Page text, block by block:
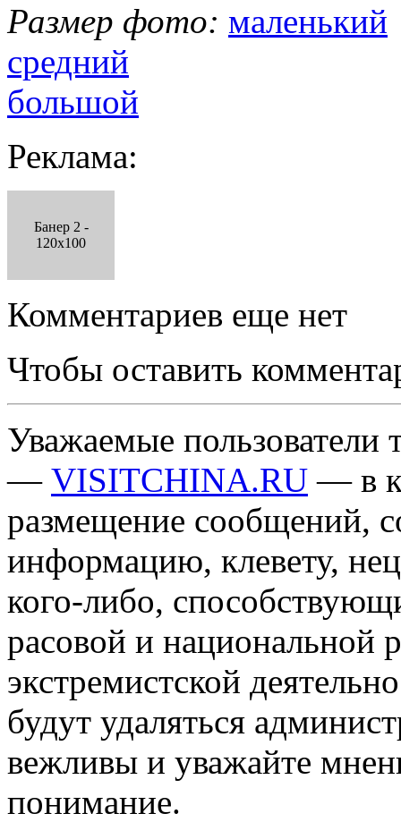
Размер фото: маленький
средний
большой
Реклама:
Банер 2 -
120x100
Комментариев еще нет
Чтобы оставить
Уважаемые пользователи
— VISITCHINA.RU — в
размещение сообщений,
информацию, клевету,
кого-либо,
расовой и национальной
экстремистской
будут удаляться
вежливы и уважайте
понимание.